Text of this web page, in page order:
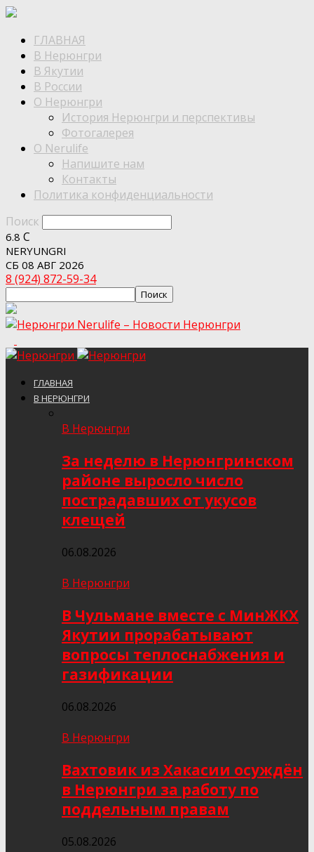
ГЛАВНАЯ
В Нерюнгри
В Якутии
В России
О Нерюнгри
История Нерюнгри и перспективы
Фотогалерея
О Nerulife
Напишите нам
Контакты
Политика конфиденциальности
Поиск
6.8 C
NERYUNGRI
СБ 08 АВГ 2026
8 (924) 872-59-34
Nerulife – Новости Нерюнгри
ГЛАВНАЯ
В НЕРЮНГРИ
В Нерюнгри
За неделю в Нерюнгринском
районе выросло число
пострадавших от укусов
клещей
06.08.2026
В Нерюнгри
В Чульмане вместе с МинЖКХ
Якутии прорабатывают
вопросы теплоснабжения и
газификации
06.08.2026
В Нерюнгри
Вахтовик из Хакасии осуждён
в Нерюнгри за работу по
поддельным правам
05.08.2026